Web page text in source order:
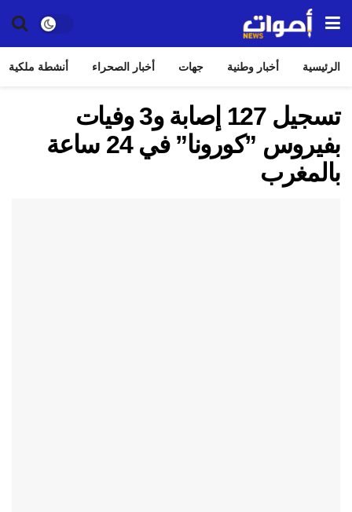
الرئيسية أخبار وطنية جهات أخبار الصحراء أنشطة ملكية
تسجيل 127 إصابة و3 وفيات
بفيروس ”كورونا” في 24 ساعة
بالمغرب